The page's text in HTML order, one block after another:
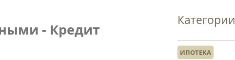
- Кредит
Категории
ИПОТЕКА